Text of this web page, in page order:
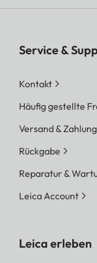
Service &
Kontakt
Häufig gestellte
Versand &
Rückgabe
Reparatur &
Leica Account
Leica erleben